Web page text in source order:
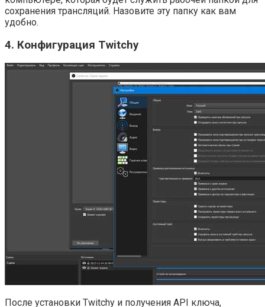
сохранения трансляций. Назовите эту папку как вам
удобно.
4. Конфигурация Twitchy
После установки Twitchy и получения API ключа,